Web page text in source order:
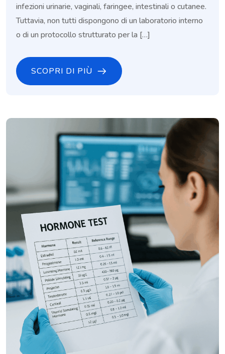
infezioni urinarie, vaginali, faringee, intestinali o cutanee.
Tuttavia, non tutti dispongono di un laboratorio interno
o di un protocollo strutturato per la […]
SCOPRI DI PIÙ